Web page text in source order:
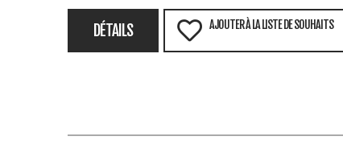
DÉTAILS AJOUTER À LA LISTE DE SOUHAITS